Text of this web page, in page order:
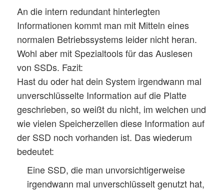
An die intern redundant hinterlegten
Informationen kommt man mit Mitteln eines
normalen Betriebssystems leider nicht heran.
Wohl aber mit Spezialtools für das Auslesen
von SSDs. Fazit:
Hast du oder hat dein System irgendwann mal
unverschlüsselte Information auf die Platte
geschrieben, so weißt du nicht, im welchen und
wie vielen Speicherzellen diese Information auf
der SSD noch vorhanden ist. Das wiederum
bedeutet:
Eine SSD, die man unvorsichtigerweise
irgendwann mal unverschlüsselt genutzt hat,